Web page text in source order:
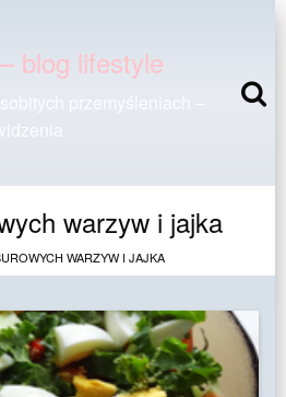
blog lifestyle
przemyśleniach –
warzyw i jajka
WARZYW I JAJKA